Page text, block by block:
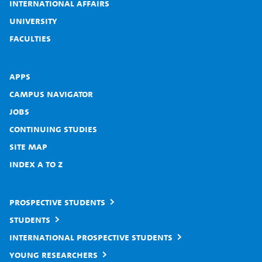
International affairs
University
Faculties
Apps
Campus Navigator
Jobs
Continuing studies
Site map
Index A to Z
Prospective students
Students
International prospective students
Young researchers